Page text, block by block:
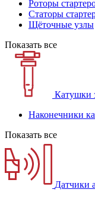
Роторы
Статоры
Щёточные узлы
Показать все
Катушки
Наконечники
Показать все
Датчики